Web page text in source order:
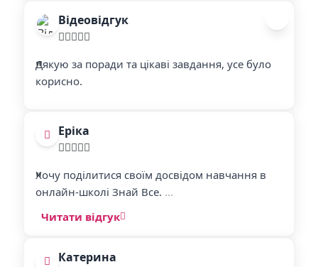
Відеовідгук
"
Дякую за поради та цікаві завдання, усе було
корисно.
"
Еріка
"
Хочу поділитися своїм досвідом навчання в
онлайн-школі Знай Все. ...
Читати відгук
"
Катерина